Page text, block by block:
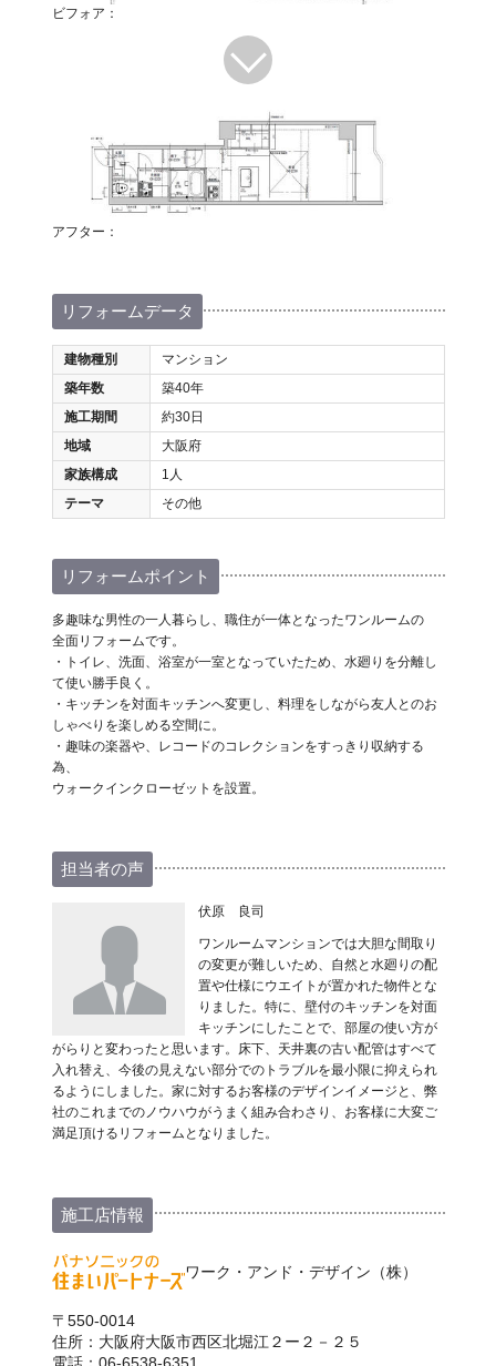
ビフォア：
アフター：
リフォームデータ
建物種別
マンション
築年数
築40年
施工期間
約30日
地域
大阪府
家族構成
1人
テーマ
その他
リフォームポイント
多趣味な男性の一人暮らし、職住が一体となったワンルームの
全面リフォームです。
・トイレ、洗面、浴室が一室となっていたため、水廻りを分離し
て使い勝手良く。
・キッチンを対面キッチンへ変更し、料理をしながら友人とのお
しゃべりを楽しめる空間に。
・趣味の楽器や、レコードのコレクションをすっきり収納する
為、
ウォークインクローゼットを設置。
担当者の声
伏原 良司
ワンルームマンションでは大胆な間取り
の変更が難しいため、自然と水廻りの配
置や仕様にウエイトが置かれた物件とな
りました。特に、壁付のキッチンを対面
キッチンにしたことで、部屋の使い方が
がらりと変わったと思います。床下、天井裏の古い配管はすべて
入れ替え、今後の見えない部分でのトラブルを最小限に抑えられ
るようにしました。家に対するお客様のデザインイメージと、弊
社のこれまでのノウハウがうまく組み合わさり、お客様に大変ご
満足頂けるリフォームとなりました。
施工店情報
ワーク・アンド・デザイン（株）
〒550-0014
住所：大阪府大阪市西区北堀江２ー２－２５
電話：06-6538-6351